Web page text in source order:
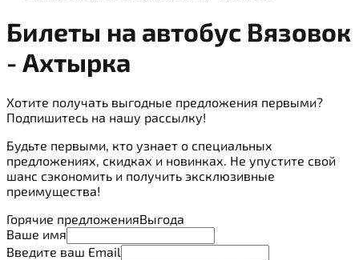
Билеты на автобус Вязовок
- Ахтырка
Хотите получать выгодные предложения первыми?
Подпишитесь на нашу рассылку!
Будьте первыми, кто узнает о специальных
предложениях, скидках и новинках. Не упустите свой
шанс сэкономить и получить эксклюзивные
преимущества!
Горячие предложенияВыгода
Ваше имя
Введите ваш Email